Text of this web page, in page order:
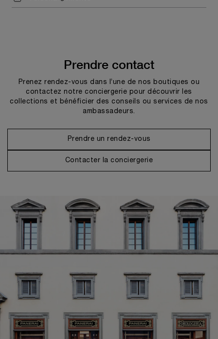
Prendre contact
Prenez rendez-vous dans l’une de nos boutiques ou
contactez notre conciergerie pour découvrir les
collections et bénéficier des conseils ou services de nos
ambassadeurs.
Prendre un rendez-vous
Contacter la conciergerie